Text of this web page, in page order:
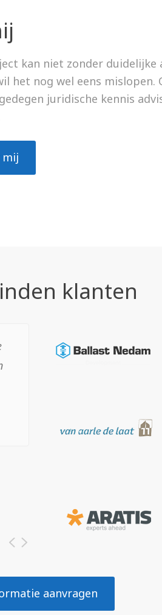
kan niet zonder
het nog wel eens mislopen.
juridische kennis
mij
klanten
aanvragen